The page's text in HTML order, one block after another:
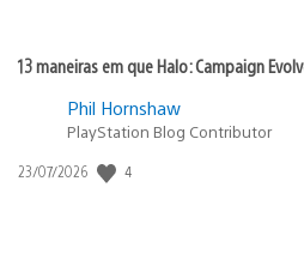
13 maneiras em que Halo: Campaign
Phil Hornshaw
PlayStation Blog Contributor
Data
23/07/2026 4